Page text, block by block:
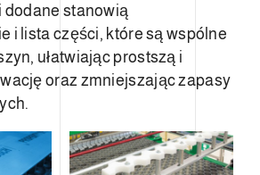
dodane stanowią
i lista części, które są wspólne
ułatwiając prostszą i
oraz zmniejszając zapasy